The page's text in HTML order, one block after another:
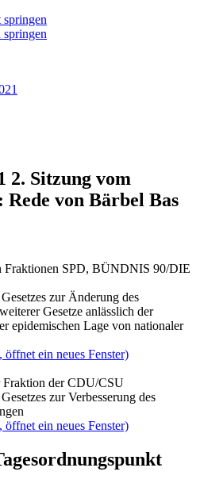
2. Sitzung vom
Rede von Bärbel Bas
Fraktionen SPD, BÜNDNIS 90/DIE
zur Änderung des
Gesetze anlässlich der
epidemischen Lage von nationaler
ein neues Fenster)
Fraktion der CDU/CSU
zur Verbesserung des
ein neues Fenster)